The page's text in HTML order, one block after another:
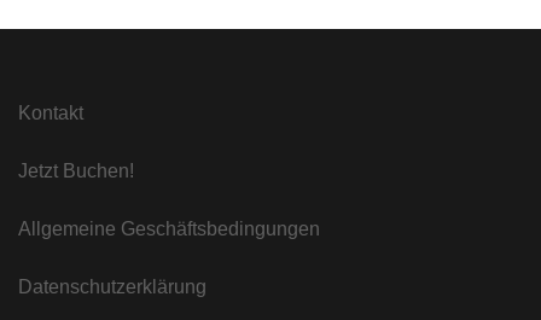
Kontakt
Jetzt Buchen!
Allgemeine Geschäftsbedingungen
Datenschutzerklärung